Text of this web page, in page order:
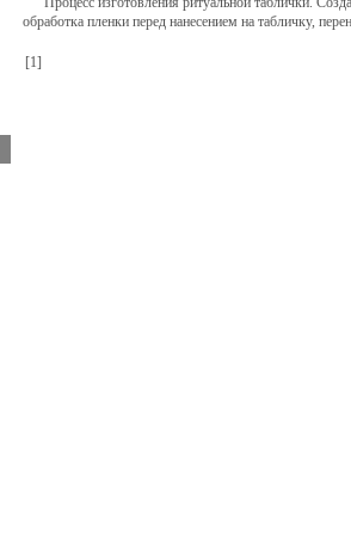
обработка пленки перед нанесением на табличку,
[1]